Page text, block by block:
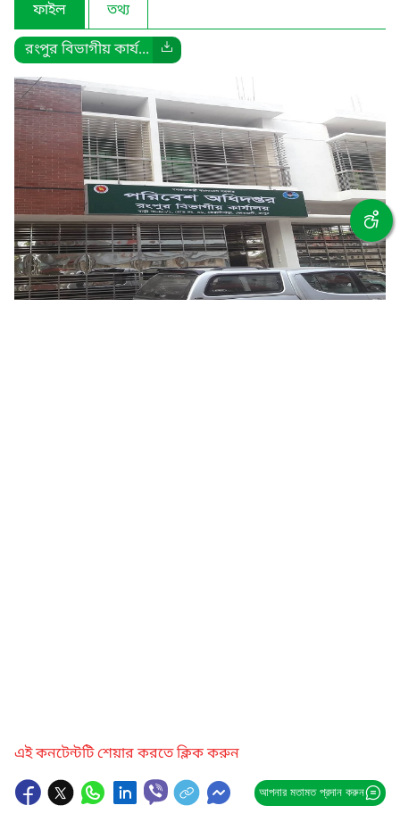
ফাইল
তথ্য
রংপুর বিভাগীয় কার্য...
এই কনটেন্টটি শেয়ার করতে ক্লিক করুন
আপনার মতামত প্রদান করুন